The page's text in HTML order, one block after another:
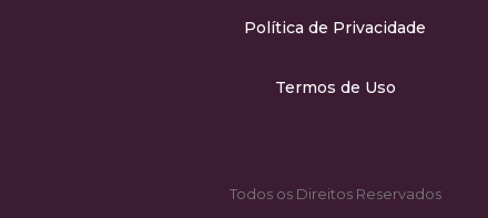
Política de Privacidade
Termos de Uso
Todos os Direitos Reservados